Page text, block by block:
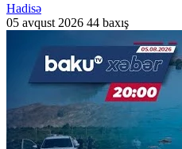
Hadisə
05 avqust 2026 44 baxış